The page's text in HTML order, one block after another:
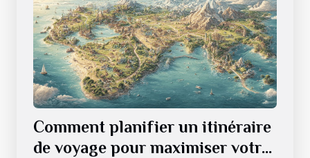
Comment planifier un itinéraire
de voyage pour maximiser votre